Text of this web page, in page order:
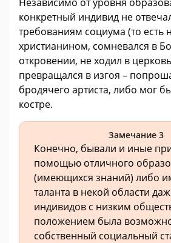
конкретный индивид не
требованиям социума (то есть
христианином, сомневался в
откровении, не ходил в
превращался в изгоя –
бродячего артиста, либо мог
костре.
Замечание 3
Конечно, бывали и иные
помощью отличного
(имеющихся знаний) либо
таланта в некой области
индивидов с низким
положением была
собственный социальный